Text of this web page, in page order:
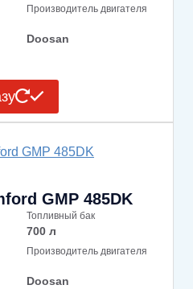
Производитель двигателя
Doosan
GMP 485DK
Топливный бак
700 л
Производитель двигателя
Doosan